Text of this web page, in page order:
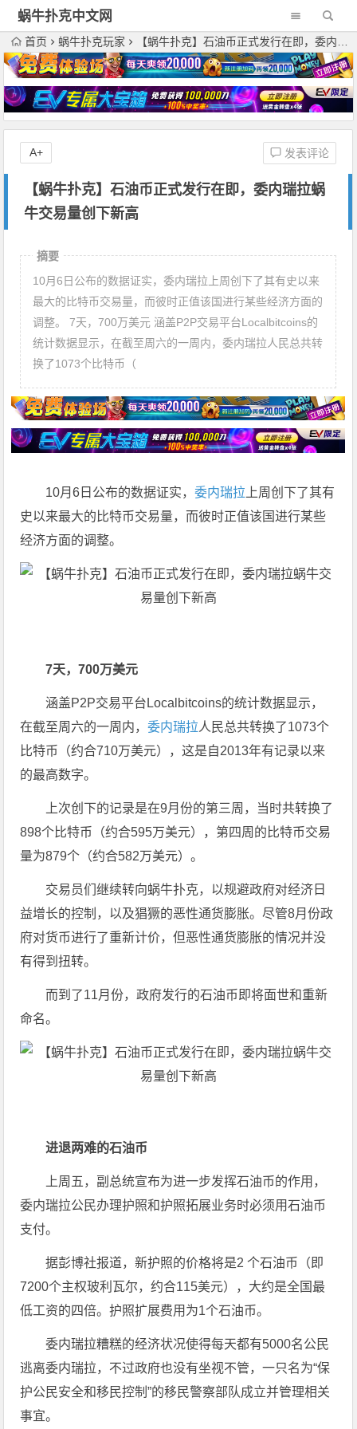
蜗牛扑克中文网
首页 蜗牛扑克玩家 【蜗牛扑克】石油币正式发行在即，委内瑞拉蜗牛交易量创下新高
【蜗牛扑克】石油币正式发行在即，委内瑞拉蜗
牛交易量创下新高
发表评论
A+
摘要
10月6日公布的数据证实，委内瑞拉上周创下了其有史以来
最大的比特币交易量，而彼时正值该国进行某些经济方面的
调整。 7天，700万美元 涵盖P2P交易平台Localbitcoins的
统计数据显示，在截至周六的一周内，委内瑞拉人民总共转
换了1073个比特币（
10月6日公布的数据证实，委内瑞拉 上周创下了其有
史以来最大的比特币交易量，而彼时正值该国进行某些
经济方面的调整。
7天，700万美元
涵盖P2P交易平台Localbitcoins的统计数据显示，
在截至周六的一周内，委内瑞拉人民总共转换了1073个
比特币（约合710万美元），这是自2013年有记录以来
的最高数字。
上次创下的记录是在9月份的第三周，当时共转换了
898个比特币（约合595万美元），第四周的比特币交易
量为879个（约合582万美元）。
交易员们继续转向蜗牛扑克，以规避政府对经济日
益增长的控制，以及猖獗的恶性通货膨胀。尽管8月份政
府对货币进行了重新计价，但恶性通货膨胀的情况并没
有得到扭转。
而到了11月份，政府发行的石油币即将面世和重新
命名。
进退两难的石油币
上周五，副总统宣布为进一步发挥石油币的作用，
委内瑞拉公民办理护照和护照拓展业务时必须用石油币
支付。
据彭博社报道，新护照的价格将是2 个石油币（即
7200个主权玻利瓦尔，约合115美元），大约是全国最
低工资的四倍。护照扩展费用为1个石油币。
委内瑞拉糟糕的经济状况使得每天都有5000名公民
逃离委内瑞拉，不过政府也没有坐视不管，一只名为“保
护公民安全和移民控制”的移民警察部队成立并管理相关
事宜。